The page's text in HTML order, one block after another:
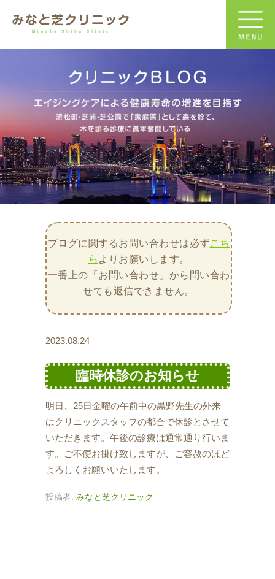
ブログに関するお問い合わせは必ずこち
ら よりお願いします。
一番上の「お問い合わせ」から問い合わ
せても返信できません。
2023.08.24
臨時休診のお知らせ
明日、25日金曜の午前中の黒野先生の外来
はクリニックスタッフの都合で休診とさせて
いただきます。午後の診療は通常通り行いま
す。ご不便お掛け致しますが、ご容赦のほど
よろしくお願いいたします。
投稿者: みなと芝クリニック